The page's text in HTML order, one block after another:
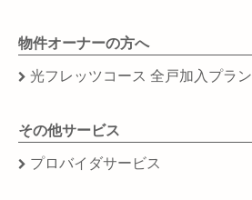
物件オーナーの方へ
光フレッツコース 全戸加入プラン
その他サービス
プロバイダサービス